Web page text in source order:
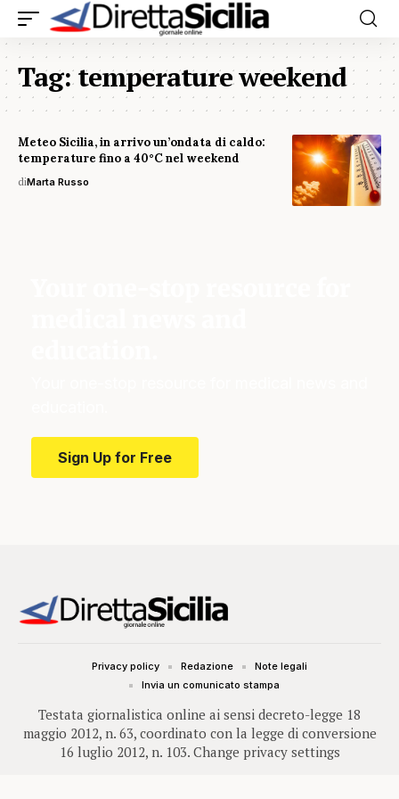
Tag:temperature weekend
Meteo Sicilia, in arrivo un’ondata di caldo:
temperature fino a 40°C nel weekend
diMarta Russo
Sign Up for Free
Testata giornalistica online ai sensi decreto-legge 18
maggio 2012, n. 63, coordinato con la legge di conversione
16 luglio 2012, n. 103. Change privacy settings
Privacy policy Redazione
Note legali
Invia un comunicato stampa